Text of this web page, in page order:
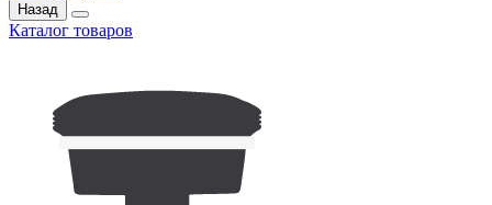
Назад
Каталог товаров